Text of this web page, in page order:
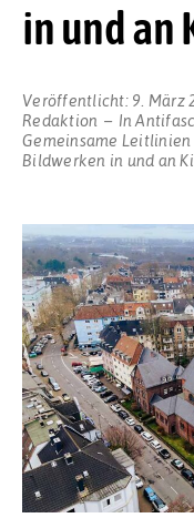
in und an
Veröffentlicht: 9. März
Redaktion
In
Gemeinsame
Bildwerken in und an